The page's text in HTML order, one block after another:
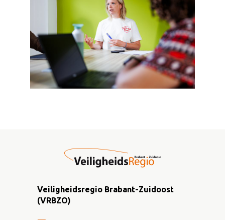
Veiligheidsregio Brabant-Zuidoost
(VRBZO)